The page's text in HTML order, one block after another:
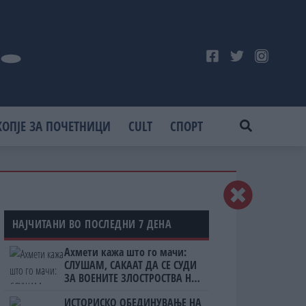
ЗА ПОЧЕТНИЦИ CULT СПОРТ
НАЈЧИТАНИ ВО ПОСЛЕДНИ 7 ДЕНА
Ахмети кажа што го мачи:
СЛУШАМ, САКААТ ДА СЕ СУДИ
ЗА ВОЕНИТЕ ЗЛОСТРОСТВА НА
ИСТОРИСКО ОБЕДИНУВАЊЕ НА